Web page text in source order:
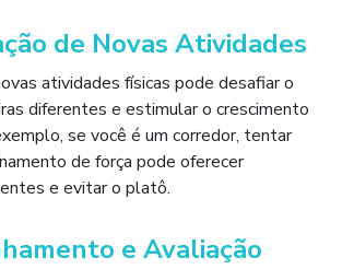
de Novas Atividades
atividades físicas pode desafiar o
diferentes e estimular o crescimento
se você é um corredor, tentar
de força pode oferecer
e evitar o platô.
e Avaliação